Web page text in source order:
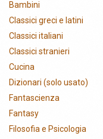
Bambini
Classici greci e latini
Classici italiani
Classici stranieri
Cucina
Dizionari (solo usato)
Fantascienza
Fantasy
Filosofia e Psicologia